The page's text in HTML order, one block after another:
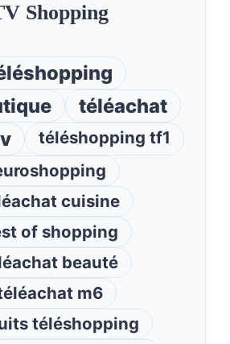
Shopping
téléachat
téléshopping tf1
cuisine
of shopping
beauté
m6
téléshopping